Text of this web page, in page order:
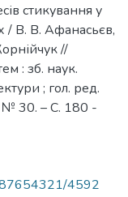
стикування у
/ В. В. Афанасьєв,
//
: зб. наук.
; гол. ред.
№ 30. – С. 180 -
4592